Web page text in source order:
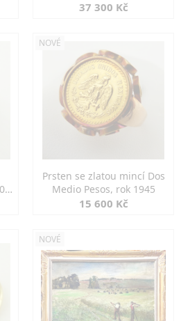
ct
37 300 Kč
NOVÉ
Prsten se zlatou mincí Dos
Medio Pesos, rok 1945
15 600 Kč
NOVÉ